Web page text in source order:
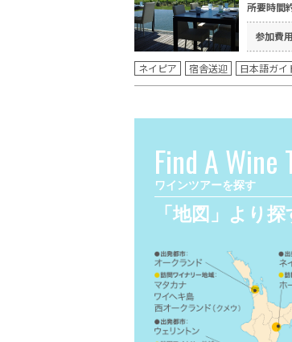
所要時間
参加費用
ネイピア 宿舎送迎 日本語ガイ
Find A Wine
ワインツアーを探す
「地図」より探